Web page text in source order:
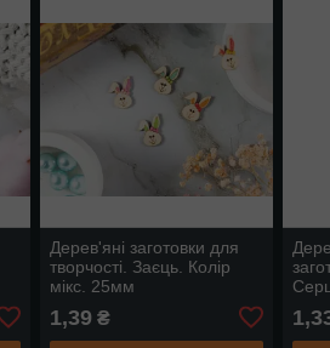
Дерев'яні заготовки для
творчості. Заєць. Колір
мікс. 25мм
1,39 ₴